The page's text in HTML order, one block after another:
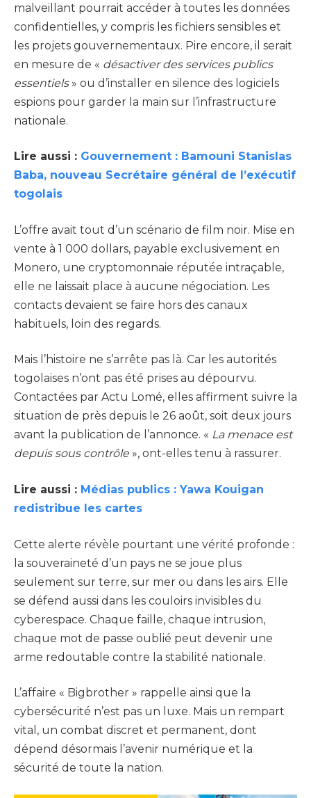
malveillant pourrait accéder à toutes les données
confidentielles, y compris les fichiers sensibles et
les projets gouvernementaux. Pire encore, il serait
en mesure de « désactiver des services publics
essentiels» ou d’installer en silence des logiciels
espions pour garder la main sur l’infrastructure
nationale.
Lire aussi : Gouvernement : Bamouni Stanislas
Baba, nouveau Secrétaire général de l’exécutif
togolais
L’offre avait tout d’un scénario de film noir. Mise en
vente à 1 000 dollars, payable exclusivement en
Monero, une cryptomonnaie réputée intraçable,
elle ne laissait place à aucune négociation. Les
contacts devaient se faire hors des canaux
habituels, loin des regards.
Mais l’histoire ne s’arrête pas là. Car les autorités
togolaises n’ont pas été prises au dépourvu.
Contactées par Actu Lomé, elles affirment suivre la
situation de près depuis le 26 août, soit deux jours
avant la publication de l’annonce. « La menace est
depuis sous contrôle », ont-elles tenu à rassurer.
Lire aussi : Médias publics : Yawa Kouigan
redistribue les cartes
Cette alerte révèle pourtant une vérité profonde :
la souveraineté d’un pays ne se joue plus
seulement sur terre, sur mer ou dans les airs. Elle
se défend aussi dans les couloirs invisibles du
cyberespace. Chaque faille, chaque intrusion,
chaque mot de passe oublié peut devenir une
arme redoutable contre la stabilité nationale.
L’affaire « Bigbrother » rappelle ainsi que la
cybersécurité n’est pas un luxe. Mais un rempart
vital, un combat discret et permanent, dont
dépend désormais l’avenir numérique et la
sécurité de toute la nation.